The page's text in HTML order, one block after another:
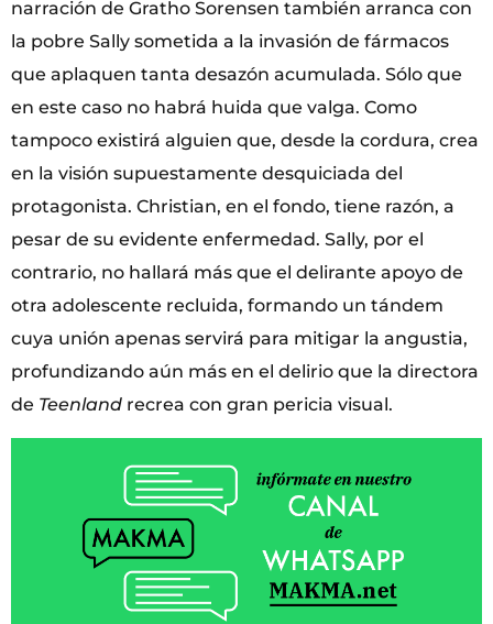
narración de Gratho Sorensen también arranca con
la pobre Sally sometida a la invasión de fármacos
que aplaquen tanta desazón acumulada. Sólo que
en este caso no habrá huida que valga. Como
tampoco existirá alguien que, desde la cordura, crea
en la visión supuestamente desquiciada del
protagonista. Christian, en el fondo, tiene razón, a
pesar de su evidente enfermedad. Sally, por el
contrario, no hallará más que el delirante apoyo de
otra adolescente recluida, formando un tándem
cuya unión apenas servirá para mitigar la angustia,
profundizando aún más en el delirio que la directora
de Teenland recrea con gran pericia visual.